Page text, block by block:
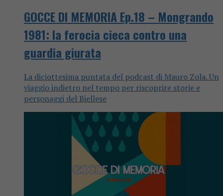
GOCCE DI MEMORIA Ep.18 – Mongrando
1981: la ferocia cieca contro una
guardia giurata
La diciottesima puntata del podcast di Mauro Zola. Un
viaggio indietro nel tempo per riscoprire storie e
personaggi del Biellese